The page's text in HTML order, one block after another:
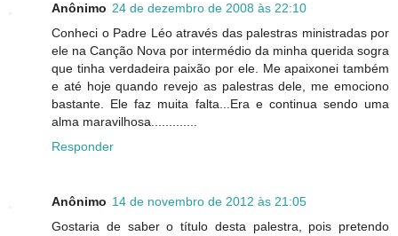
Anônimo 24 de dezembro de 2008 às 22:10
Conheci o Padre Léo através das palestras ministradas por
ele na Canção Nova por intermédio da minha querida sogra
que tinha verdadeira paixão por ele. Me apaixonei também
e até hoje quando revejo as palestras dele, me emociono
bastante. Ele faz muita falta...Era e continua sendo uma
alma maravilhosa.............
Responder
Anônimo 14 de novembro de 2012 às 21:05
Gostaria de saber o título desta palestra, pois pretendo